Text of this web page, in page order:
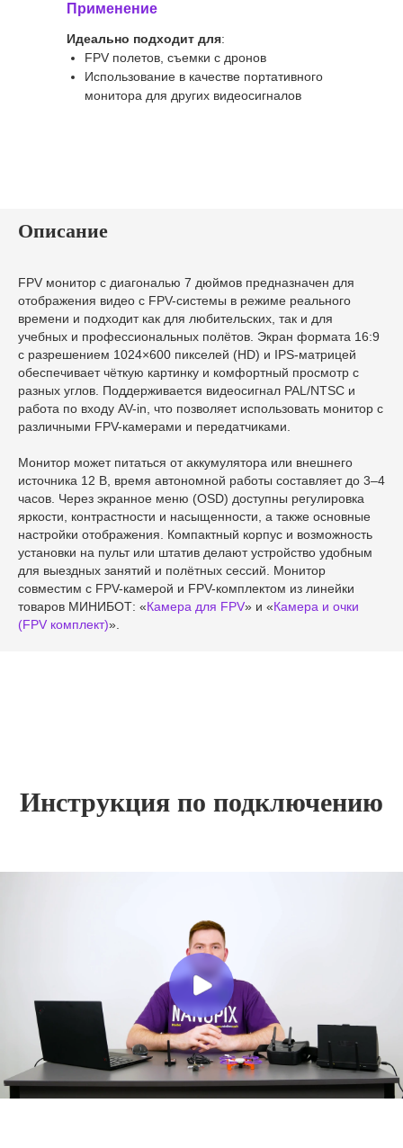
Применение
Идеально подходит для:
FPV полетов, съемки с дронов
Использование в качестве портативного
монитора для других видеосигналов
Описание
FPV монитор с диагональю 7 дюймов предназначен для
отображения видео с FPV-системы в режиме реального
времени и подходит как для любительских, так и для
учебных и профессиональных полётов. Экран формата 16:9
с разрешением 1024×600 пикселей (HD) и IPS-матрицей
обеспечивает чёткую картинку и комфортный просмотр с
разных углов. Поддерживается видеосигнал PAL/NTSC и
работа по входу AV-in, что позволяет использовать монитор с
различными FPV-камерами и передатчиками.
Монитор может питаться от аккумулятора или внешнего
источника 12 В, время автономной работы составляет до 3–4
часов. Через экранное меню (OSD) доступны регулировка
яркости, контрастности и насыщенности, а также основные
настройки отображения. Компактный корпус и возможность
установки на пульт или штатив делают устройство удобным
для выездных занятий и полётных сессий. Монитор
совместим с FPV-камерой и FPV-комплектом из линейки
товаров МИНИБОТ: «Камера для FPV» и «Камера и очки
(FPV комплект)».
Инструкция по подключению